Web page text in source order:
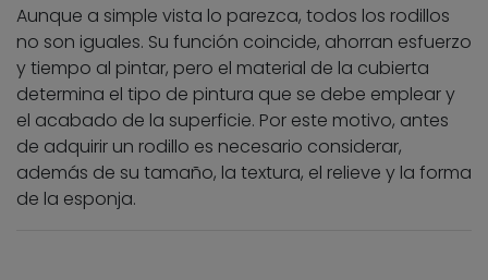
Aunque a simple vista lo parezca, todos los rodillos
no son iguales. Su función coincide, ahorran esfuerzo
y tiempo al pintar, pero el material de la cubierta
determina el tipo de pintura que se debe emplear y
el acabado de la superficie. Por este motivo, antes
de adquirir un rodillo es necesario considerar,
además de su tamaño, la textura, el relieve y la forma
de la esponja.